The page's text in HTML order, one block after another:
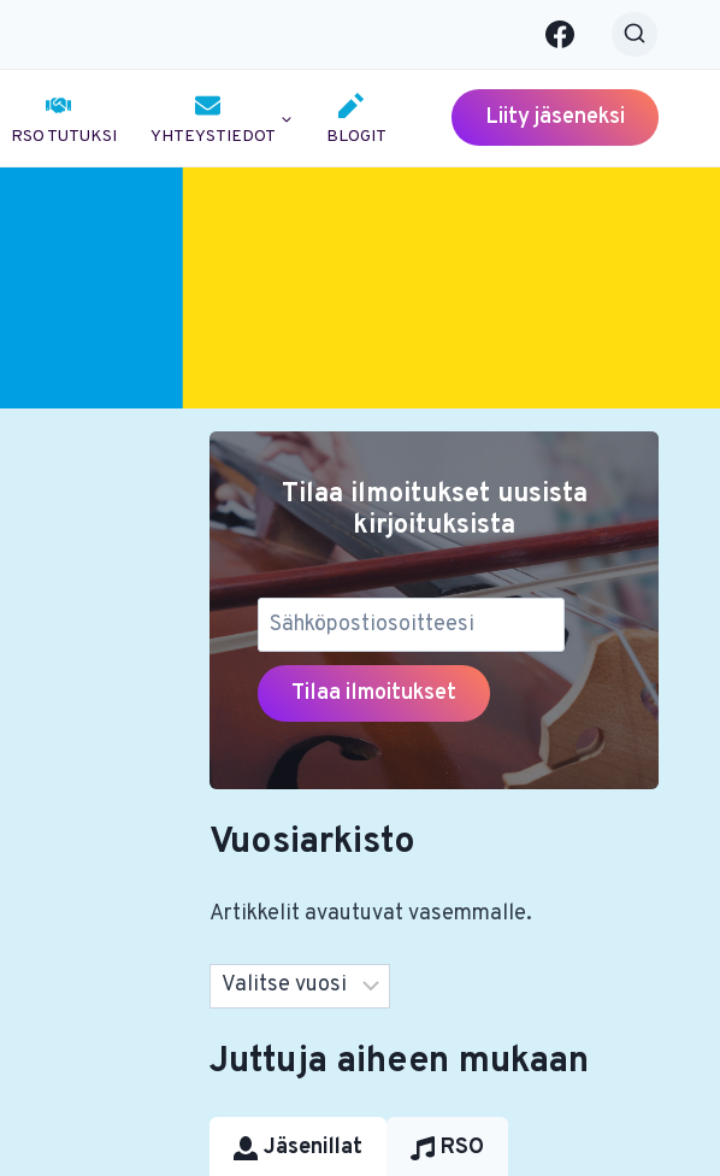
RSO TUTUKSI YHTEYSTIEDOT BLOGIT
Liity jäseneksi
Tilaa ilmoitukset uusista
kirjoituksista
Vuosiarkisto
Artikkelit avautuvat vasemmalle.
Arkistot
Juttuja aiheen mukaan
Jäsenillat RSO